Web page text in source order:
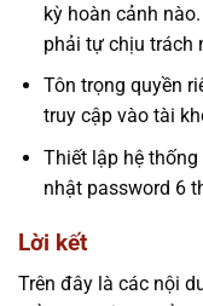
kỳ hoàn cảnh
phải tự chịu trách
Tôn trọng quyền
truy cập vào tài
Thiết lập hệ
nhật password 6
Lời kết
Trên đây là các nội